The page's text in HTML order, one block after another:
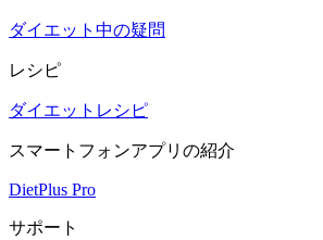
ダイエット中の疑問
レシピ
ダイエットレシピ
スマートフォンアプリの紹介
DietPlus Pro
サポート